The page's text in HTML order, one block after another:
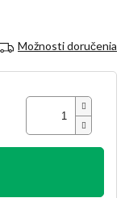
Možnosti doručenia